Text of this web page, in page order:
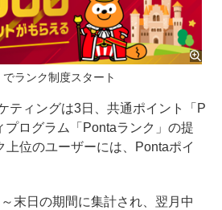
ランク制度スタート
ティングは3日、共通ポイント「P
プログラム「Pontaランク」の提
上位のユーザーには、Pontaポイ
末日の期間に集計され、翌月中